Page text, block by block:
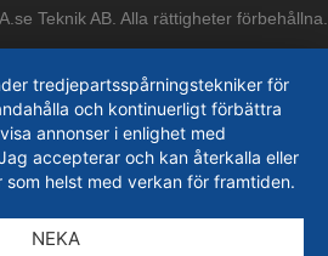
Teknik AB. Alla rättigheter förbehållna.
tredjepartsspårningstekniker för
och kontinuerligt förbättra
annonser i enlighet med
accepterar och kan återkalla eller
helst med verkan för framtiden.
NEKA